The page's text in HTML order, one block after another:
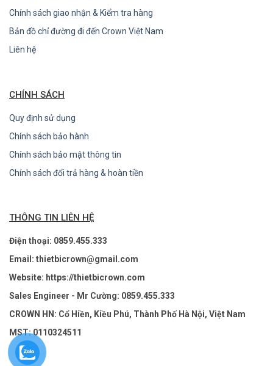
Chính sách giao nhận & Kiểm tra hàng
Bản đồ chỉ đường đi đến Crown Việt Nam
Liên hệ
CHÍNH SÁCH
Quy định sử dụng
Chính sách bảo hành
Chính sách bảo mật thông tin
Chính sách đổi trả hàng & hoàn tiền
THÔNG TIN LIÊN HỆ
Điện thoại: 0859.455.333
Email: thietbicrown@gmail.com
Website: https://thietbicrown.com
Sales Engineer - Mr Cường: 0859.455.333
CROWN HN: Cổ Hiền, Kiều Phú, Thành Phố Hà Nội, Việt Nam
MST: 0110324511